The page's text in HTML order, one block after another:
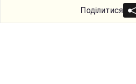
Поділитися